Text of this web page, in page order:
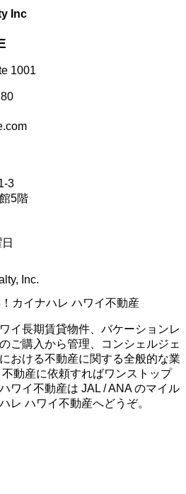
Inc
1001
3
5階
Inc.
イ長期賃貸物件、バケーションレ
ご購入から管理、コンシェルジェ
おける不動産に関する全般的な業
動産に依頼すればワンストップ
ワイ不動産は JAL / ANA のマイル
レ ハワイ不動産へどうぞ。